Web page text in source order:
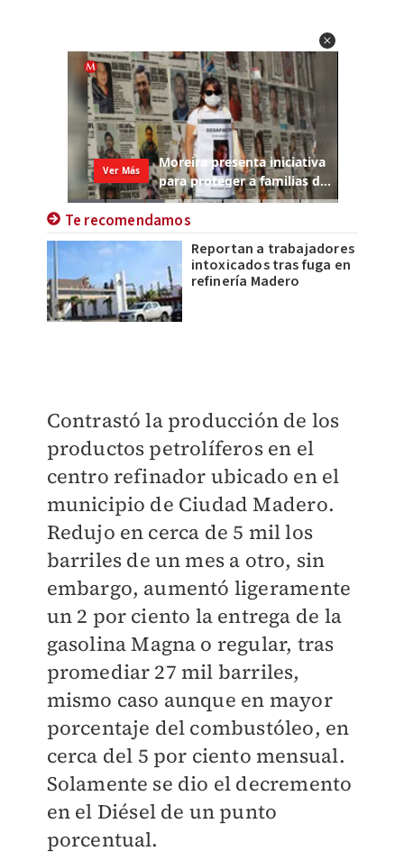
Te recomendamos
Reportan a trabajadores
intoxicados tras fuga en
refinería Madero
Contrastó la producción de los
productos petrolíferos en el
centro refinador ubicado en el
municipio de Ciudad Madero.
Redujo en cerca de 5 mil los
barriles de un mes a otro, sin
embargo, aumentó ligeramente
un 2 por ciento la entrega de la
gasolina Magna o regular, tras
promediar 27 mil barriles,
mismo caso aunque en mayor
porcentaje del combustóleo, en
cerca del 5 por ciento mensual.
Solamente se dio el decremento
en el Diésel de un punto
porcentual.